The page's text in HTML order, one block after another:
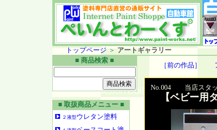
トップページ ＞ アートギャラリー
■ 商品検索 ■
■ 取扱商品メニュー ■
２液型ウレタン塗料
［前の作品］
No.004 当店スタッ
【ベビー用